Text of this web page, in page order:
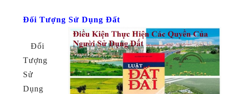
Đối Tượng Sử Dụng Đất
Đối
Tượng
Sử
Dụng